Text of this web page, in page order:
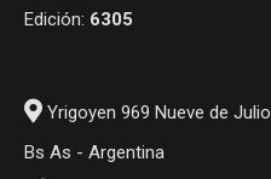
Edición: 6305
Yrigoyen 969 Nueve de Julio
Bs As - Argentina